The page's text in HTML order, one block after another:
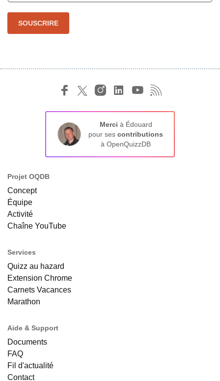
SOUSCRIRE
Merci à Édouard
pour ses contributions
à OpenQuizzDB
Projet OQDB
Concept
Équipe
Activité
Chaîne YouTube
Services
Quizz au hazard
Extension Chrome
Carnets Vacances
Marathon
Aide & Support
Documents
FAQ
Fil d'actualité
Contact